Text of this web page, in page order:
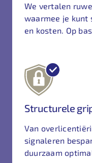
We vertalen
waarmee je kunt
en kosten. Op
Structurele
Van
signaleren
duurzaam